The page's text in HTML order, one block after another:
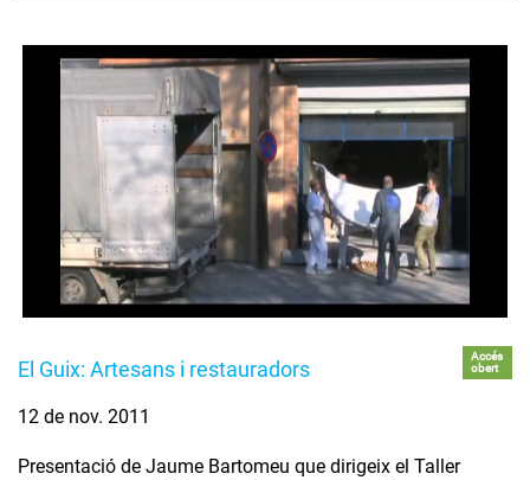
El Guix: Artesans i restauradors
Accés
obert
12 de nov. 2011
Presentació de Jaume Bartomeu que dirigeix el Taller